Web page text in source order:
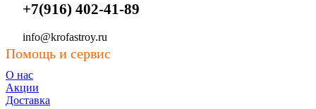
+7(916) 402-41-89
info@krofastroy.ru
Помощь и сервис
О нас
Акции
Доставка